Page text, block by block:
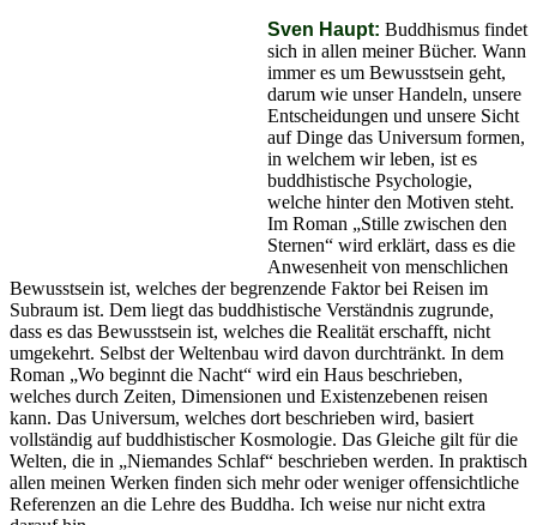
Sven Haupt: Buddhismus findet
sich in allen meiner Bücher. Wann
immer es um Bewusstsein geht,
darum wie unser Handeln, unsere
Entscheidungen und unsere Sicht
auf Dinge das Universum formen,
in welchem wir leben, ist es
buddhistische Psychologie,
welche hinter den Motiven steht.
Im Roman „Stille zwischen den
Sternen“ wird erklärt, dass es die
Anwesenheit von menschlichen
Bewusstsein ist, welches der begrenzende Faktor bei Reisen im
Subraum ist. Dem liegt das buddhistische Verständnis zugrunde,
dass es das Bewusstsein ist, welches die Realität erschafft, nicht
umgekehrt. Selbst der Weltenbau wird davon durchtränkt. In dem
Roman „Wo beginnt die Nacht“ wird ein Haus beschrieben,
welches durch Zeiten, Dimensionen und Existenzebenen reisen
kann. Das Universum, welches dort beschrieben wird, basiert
vollständig auf buddhistischer Kosmologie. Das Gleiche gilt für die
Welten, die in „Niemandes Schlaf“ beschrieben werden. In praktisch
allen meinen Werken finden sich mehr oder weniger offensichtliche
Referenzen an die Lehre des Buddha. Ich weise nur nicht extra